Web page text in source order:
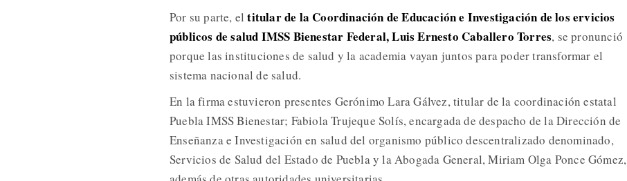
Por su parte, eltitular de la Coordinación de Educación e Investigación de los ervicios
públicos de salud IMSS Bienestar Federal, Luis Ernesto Caballero Torres, se pronunció
porque las instituciones de salud y la academia vayan juntos para poder transformar el
sistema nacional de salud.
En la firma estuvieron presentes Gerónimo Lara Gálvez, titular de la coordinación estatal
Puebla IMSS Bienestar; Fabiola Trujeque Solís, encargada de despacho de la Dirección de
Enseñanza e Investigación en salud del organismo público descentralizado denominado,
Servicios de Salud del Estado de Puebla y la Abogada General, Miriam Olga Ponce Gómez,